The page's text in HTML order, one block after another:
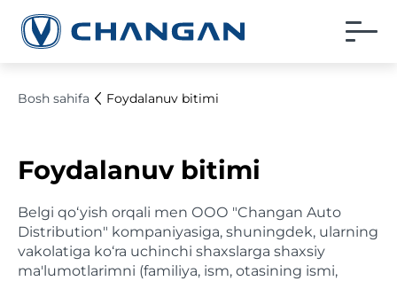
Bosh sahifa Foydalanuv bitimi
Foydalanuv bitimi
Belgi qo‘yish orqali men ООО "Changan Auto
Distribution" kompaniyasiga, shuningdek, ularning
vakolatiga ko‘ra uchinchi shaxslarga shaxsiy
ma'lumotlarimni (familiya, ism, otasining ismi,